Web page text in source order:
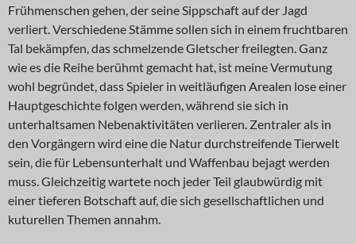
Frühmenschen gehen, der seine Sippschaft auf der Jagd
verliert. Verschiedene Stämme sollen sich in einem fruchtbaren
Tal bekämpfen, das schmelzende Gletscher freilegten. Ganz
wie es die Reihe berühmt gemacht hat, ist meine Vermutung
wohl begründet, dass Spieler in weitläufigen Arealen lose einer
Hauptgeschichte folgen werden, während sie sich in
unterhaltsamen Nebenaktivitäten verlieren. Zentraler als in
den Vorgängern wird eine die Natur durchstreifende Tierwelt
sein, die für Lebensunterhalt und Waffenbau bejagt werden
muss. Gleichzeitig wartete noch jeder Teil glaubwürdig mit
einer tieferen Botschaft auf, die sich gesellschaftlichen und
kuturellen Themen annahm.